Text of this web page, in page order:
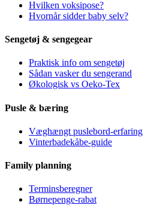
Hvilken voksipose?
Hvornår sidder baby selv?
Sengetøj & sengegear
Praktisk info om sengetøj
Sådan vasker du sengerand
Økologisk vs Oeko-Tex
Pusle & bæring
Væghængt puslebord-erfaring
Vinterbadekåbe-guide
Family planning
Terminsberegner
Børnepenge-rabat